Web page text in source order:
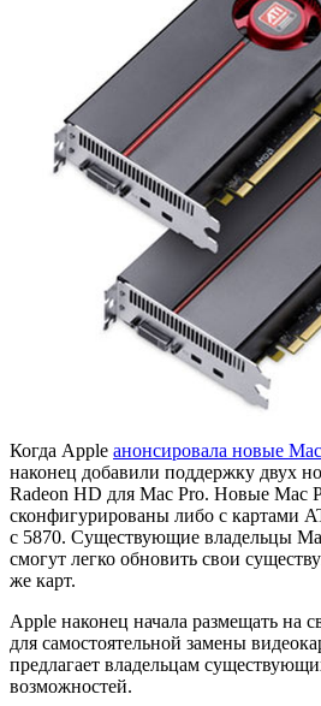
Когда Apple анонсировала новые
наконец добавили поддержку двух
Radeon HD для Mac Pro. Новые Mac
сконфигурированы либо с картами
с 5870. Существующие владельцы
смогут легко обновить свои
же карт.
Apple наконец начала размещать на
для самостоятельной замены
предлагает владельцам
возможностей.